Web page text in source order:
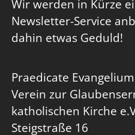
Wir werden in Kürze
Newsletter-Service
dahin etwas Geduld!
Praedicate Evangelium
Verein zur
katholischen Kirche
Steigstraße 16